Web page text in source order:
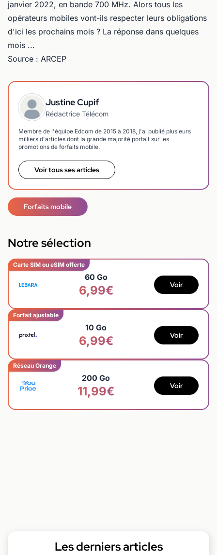
janvier 2022, en bande 700 MHz. Alors tous les
opérateurs mobiles vont-ils respecter leurs obligations
d'ici les prochains mois ? La réponse dans quelques
mois ...
Source : ARCEP
Justine Cupif
Rédactrice Télécom
Membre de l'équipe Edcom de 2015 à 2018, j'ai publié plusieurs
milliers d'articles dont la grande majorité portait sur les
promotions de forfaits mobile.
Voir tous ses articles
Forfaits mobile
Notre sélection
Carte SIM ou eSIM offerte
60 Go
6,99€ Voir
Forfait ajustable
10 Go
6,99€ Voir
Réseau Orange
200 Go
11,99€ Voir
Les derniers articles